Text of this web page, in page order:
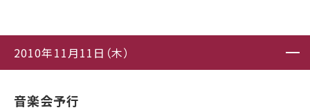
2010年11月11日（木）
音楽会予行